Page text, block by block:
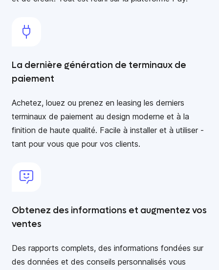
La dernière génération de terminaux de
paiement
Achetez, louez ou prenez en leasing les derniers
terminaux de paiement au design moderne et à la
finition de haute qualité. Facile à installer et à utiliser -
tant pour vous que pour vos clients.
Obtenez des informations et augmentez vos
ventes
Des rapports complets, des informations fondées sur
des données et des conseils personnalisés vous